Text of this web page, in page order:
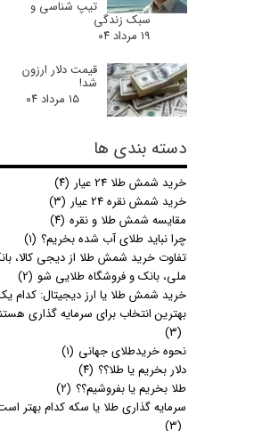
تیپ شناسی و
سبک زندگی
۱۹ مرداد ۰۴
قیمت دلار ارزون
شد!
۱۵ مرداد ۰۴
دسته بندی ها
خرید شمش طلا 24 عیار
(۴)
خرید شمش نقره 24 عیار
(۳)
مقایسه شمش طلا و نقره (۴)
چرا نباید طلای آب شده بخریم؟ (۱)
تفاوت خرید شمش طلا از دیجی کالا،
ملی، بانک و فروشگاه طلایی شو (۲)
خرید شمش طلا یا ارز دیجیتال: کدام
بهترین انتخاب برای سرمایه گذاری
(۳)
نحوه خریدطلای جهانی (۱)
دلار بخریم یا طلا؟؟ (۴)
طلا بخریم یا بفروشیم؟؟ (۲)
سرمایه گذاری طلا یا سکه کدام بهتر
(۳)